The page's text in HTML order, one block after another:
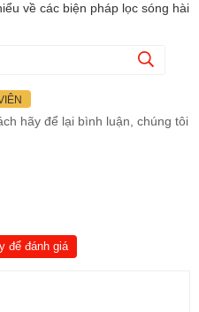
về các biện pháp lọc sóng hài
hãy để lại bình luận, chúng tôi
để đánh giá